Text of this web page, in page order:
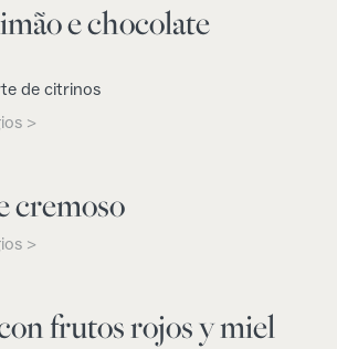
e chocolate
de citrinos
>
cremoso
>
frutos rojos y miel